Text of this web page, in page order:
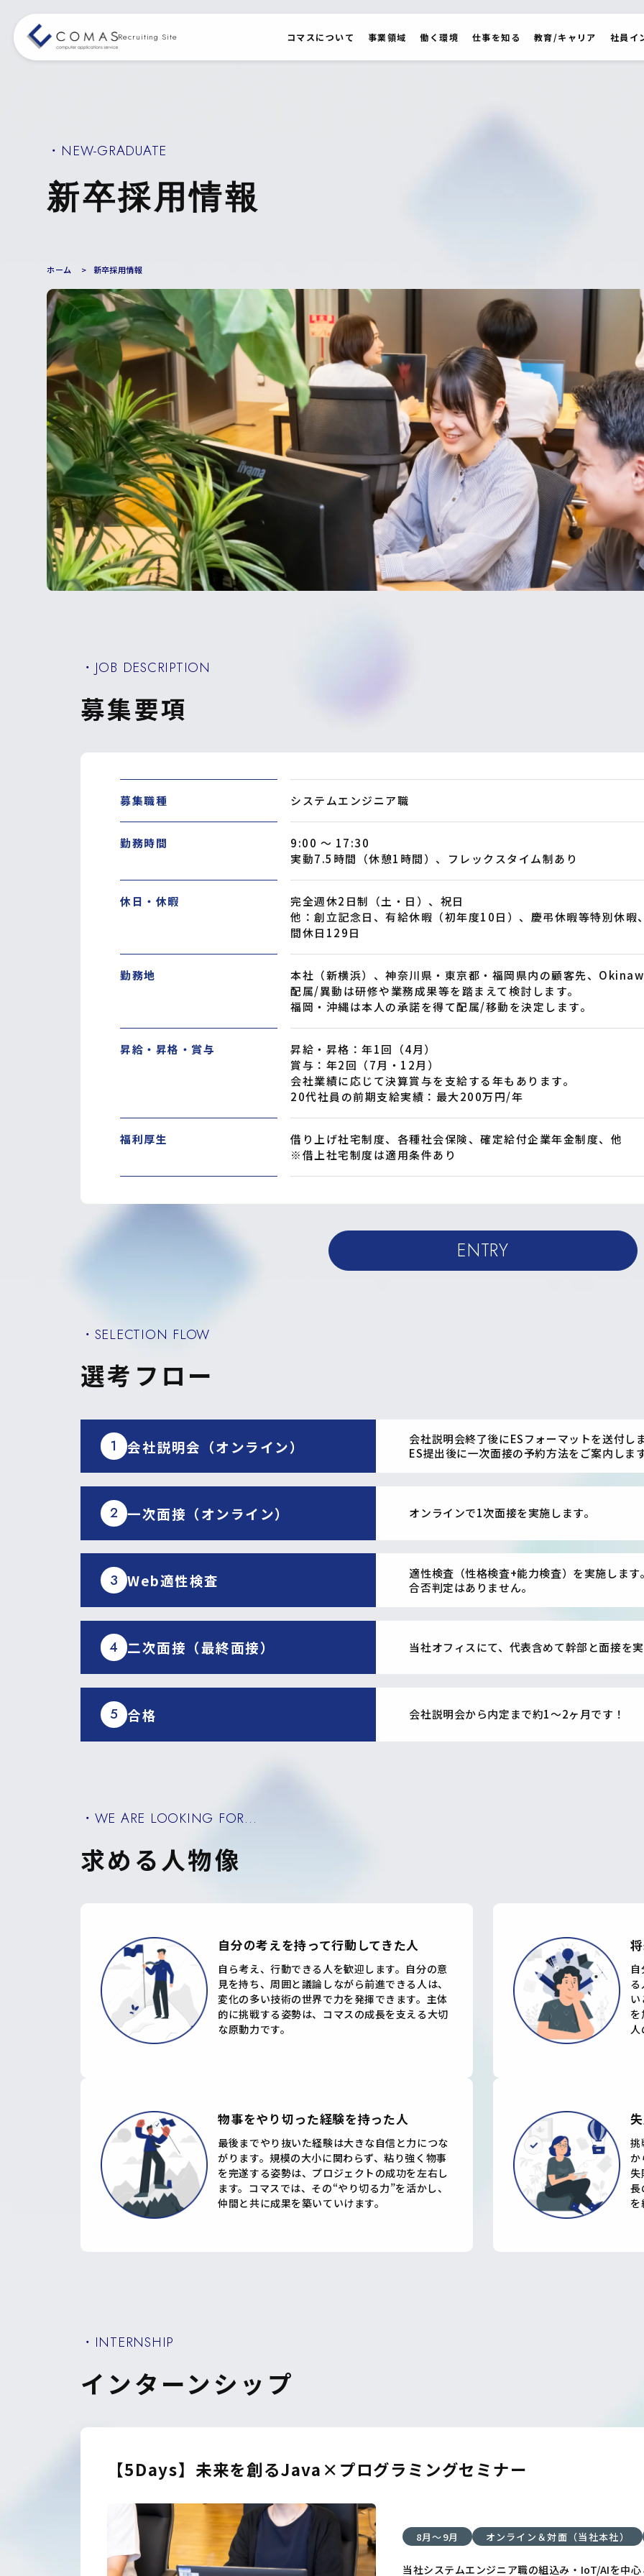
Recruiting Site コマスについて 事業領域 働く環境 仕事を知る 教育/キャリア 社員イ
・NEW-GRADUATE
新卒採用情報
ホーム 新卒採用情報
・JOB DESCRIPTION
募集要項
募集職種 システムエンジニア職
勤務時間
9:00 〜 17:30
実動7.5時間（休憩1時間）、フレックスタイム制あり
休日・休暇
完全週休2日制（土・日）、祝日
他：創立記念日、有給休暇（初年度10日）、慶弔休暇等特別休
間休日129日
勤務地
本社（新横浜）、神奈川県・東京都・福岡県内の顧客先、
配属/異動は研修や業務成果等を踏まえて検討します。
福岡・沖縄は本人の承諾を得て配属/移動を決定します。
昇給・昇格・賞与
昇給・昇格：年1回（4月）
賞与：年2回（7月・12月）
会社業績に応じて決算賞与を支給する年もあります。
20代社員の前期支給実績：最大200万円/年
福利厚生
借り上げ社宅制度、各種社会保険、確定給付企業年金制度、他
※借上社宅制度は適用条件あり
ENTRY
・SELECTION FLOW
選考フロー
1 会社説明会（オンライン）
会社説明会終了後にESフォーマットを送付し
ES提出後に一次面接の予約方法をご案内しま
2 一次面接（オンライン） オンラインで1次面接を実施します。
3 Web適性検査
適性検査（性格検査+能力検査）を実施します
合否判定はありません。
4 二次面接（最終面接） 当社オフィスにて、代表含めて幹部と面接を
5 合格 会社説明会から内定まで約1〜2ヶ月です！
・WE ARE LOOKING FOR...
求める人物像
自分の考えを持って行動してきた人
自ら考え、行動できる人を歓迎します。自分の意
見を持ち、周囲と議論しながら前進できる人は、
変化の多い技術の世界で力を発揮できます。主体
的に挑戦する姿勢は、コマスの成長を支える大切
な原動力です。
る
い
を
物事をやり切った経験を持った人
最後までやり抜いた経験は大きな自信と力につな
がります。規模の大小に関わらず、粘り強く物事
を完遂する姿勢は、プロジェクトの成功を左右し
ます。コマスでは、その“やり切る力”を活かし、
仲間と共に成果を築いていけます。
挑
か
失
長
を
・INTERNSHIP
インターンシップ
【5Days】未来を創るJava×プログラミングセミナー
8月～9月 オンライン＆対面（当社本社）
当社システムエンジニア職の組込み・IoT/AIを中